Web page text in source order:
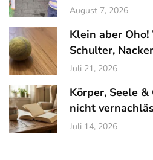
August 7, 2026
Klein aber
Schulter,
Juli 21, 2026
Körper, Seele
nicht
Juli 14, 2026